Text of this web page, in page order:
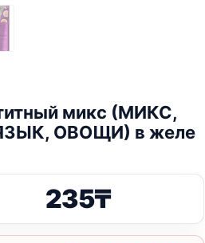
микс (МИКС,
ОВОЩИ) в желе
235₸